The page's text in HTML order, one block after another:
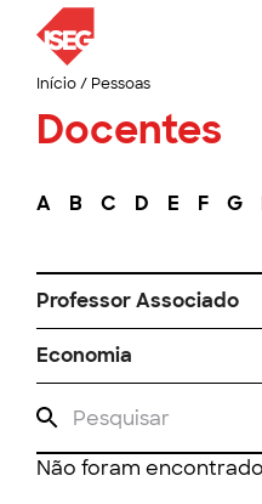
Início/ Pessoas
Docentes
A B C D E F G
Professor Associado
Economia
Não foram